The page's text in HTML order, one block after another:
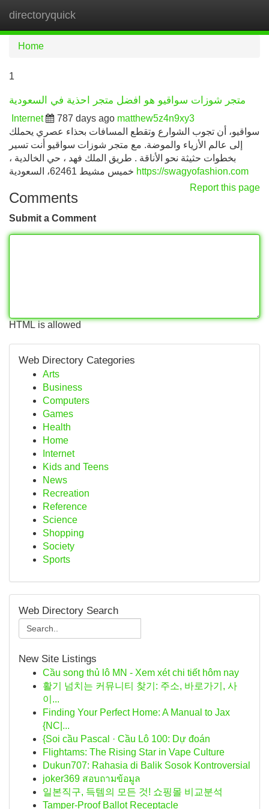
directoryquick
Home
1
متجر شوزات سواقيو هو افضل متجر احذية في السعودية
Internet 787 days ago matthew5z4n9xy3
سواقيو، أن تجوب الشوارع وتقطع المسافات بحذاء عصري يحملك
إلى عالم الأزياء والموضة. مع متجر شوزات سواقيو أنت تسير
بخطوات حثيثة نحو الأناقة . طريق الملك فهد ، حي الخالدية ،
https://swagyofashion.com
Report this page
Comments
Submit a Comment
HTML is allowed
Web Directory Categories
Arts
Business
Computers
Games
Health
Home
Internet
Kids and Teens
News
Recreation
Reference
Science
Shopping
Society
Sports
Web Directory Search
New Site Listings
Cầu song thủ lô MN - Xem xét chi tiết hôm nay
활기 넘치는 커뮤니티 찾기: 주소, 바로가기, 사
이...
Finding Your Perfect Home: A Manual to Jax
{NC|...
{Soi cầu Pascal · Cầu Lô 100: Dự đoán
Flightams: The Rising Star in Vape Culture
Dukun707: Rahasia di Balik Sosok Kontroversial
joker369 สอบถามข้อมูล
일본직구, 득템의 모든 것! 쇼핑몰 비교분석
Tamper-Proof Ballot Receptacle